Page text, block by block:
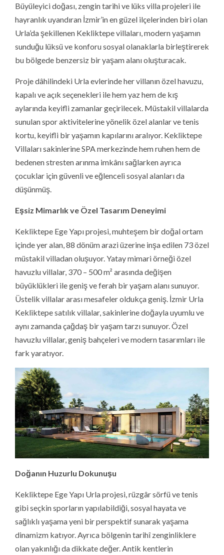
Büyüleyici doğası, zengin tarihi ve lüks villa projeleri ile
hayranlık uyandıran İzmir’in en güzel ilçelerinden biri olan
Urla’da şekillenen Kekliktepe villaları, modern yaşamın
sunduğu lüksü ve konforu sosyal olanaklarla birleştirerek
bu bölgede benzersiz bir yaşam alanı oluşturacak.
Proje dâhilindeki Urla evlerinde her villanın özel havuzu,
kapalı ve açık seçenekleri ile hem yaz hem de kış
aylarında keyifli zamanlar geçirilecek. Müstakil villalarda
sunulan spor aktivitelerine yönelik özel alanlar ve tenis
kortu, keyifli bir yaşamın kapılarını aralıyor. Kekliktepe
Villaları sakinlerine SPA merkezinde hem ruhen hem de
bedenen stresten arınma imkânı sağlarken ayrıca
çocuklar için güvenli ve eğlenceli sosyal alanları da
düşünmüş.
Eşsiz Mimarlık ve Özel Tasarım Deneyimi
Kekliktepe Ege Yapı projesi, muhteşem bir doğal ortam
içinde yer alan, 88 dönüm arazi üzerine inşa edilen 73 özel
müstakil villadan oluşuyor. Yatay mimari örneği özel
havuzlu villalar, 370 – 500 m² arasında değişen
büyüklükleri ile geniş ve ferah bir yaşam alanı sunuyor.
Üstelik villalar arası mesafeler oldukça geniş. İzmir Urla
Kekliktepe satılık villalar, sakinlerine doğayla uyumlu ve
aynı zamanda çağdaş bir yaşam tarzı sunuyor. Özel
havuzlu villalar, geniş bahçeleri ve modern tasarımları ile
fark yaratıyor.
Doğanın Huzurlu Dokunuşu
Kekliktepe Ege Yapı Urla projesi, rüzgâr sörfü ve tenis
gibi seçkin sporların yapılabildiği, sosyal hayata ve
sağlıklı yaşama yeni bir perspektif sunarak yaşama
dinamizm katıyor. Ayrıca bölgenin tarihî zenginliklere
olan yakınlığı da dikkate değer. Antik kentlerin